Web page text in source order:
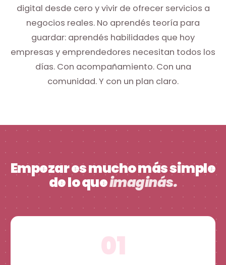
digital desde cero y vivir de ofrecer servicios a
negocios reales. No aprendés teoría para
guardar: aprendés habilidades que hoy
empresas y emprendedores necesitan todos los
días. Con acompañamiento. Con una
comunidad. Y con un plan claro.
Empezar es mucho más simple
de lo queimaginás.
01